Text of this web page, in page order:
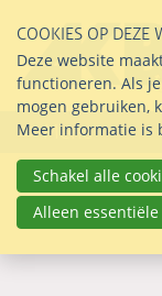
links
over
Direct
naar
inhoud
Direct
naar
het
Menu
COOKIES OP DEZE
Deze website
functioneren. Als
mogen gebruiken,
Meer informatie is
Schakel alle
Alleen essentiële